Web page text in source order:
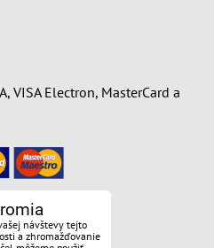
VISA Electron, MasterCard a
návštevy tejto
a zhromažďovanie